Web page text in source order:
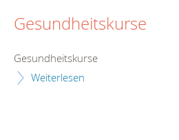
Gesundheitskurse
Gesundheitskurse
Weiterlesen